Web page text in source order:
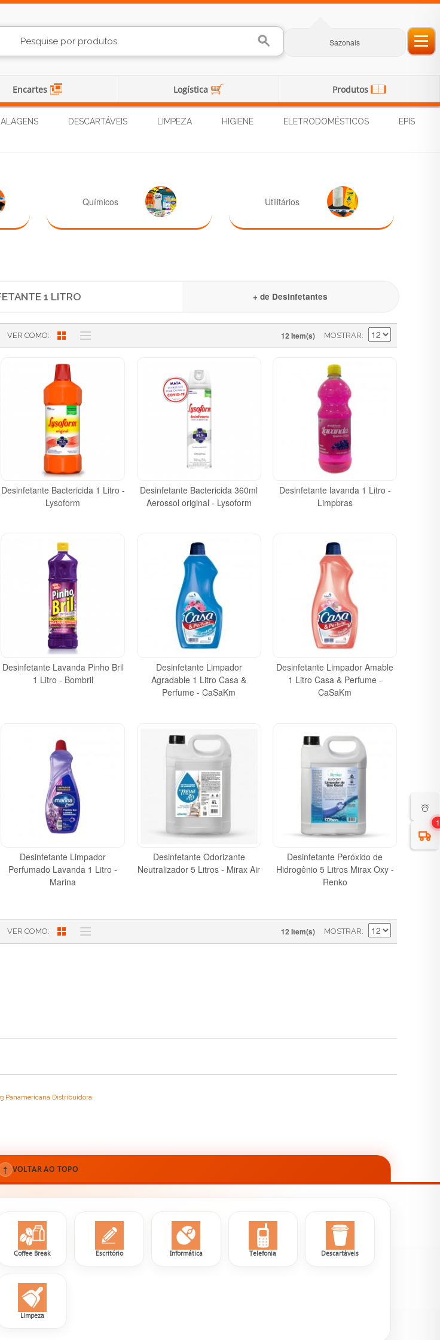
Sazonais
Encartes Logística Produtos
DESCARTÁVEIS LIMPEZA HIGIENE ELETRODOMÉSTICOS
EPIS
Químicos Utilitários
1 LITRO + de Desinfetantes
VER COMO 12 Item(s) MOSTRAR
Desinfetante Bactericida 1 Litro -
Lysoform
Desinfetante Bactericida 360ml
Aerossol original - Lysoform
Desinfetante lavanda 1 Litro -
Limpbras
Desinfetante Lavanda Pinho Bril
1 Litro - Bombril
Desinfetante Limpador
Agradable 1 Litro Casa &
Perfume - CaSaKm
Desinfetante Limpador Amable
1 Litro Casa & Perfume -
CaSaKm
Desinfetante Limpador
Perfumado Lavanda 1 Litro -
Marina
Desinfetante Odorizante
Neutralizador 5 Litros - Mirax Air
Desinfetante Peróxido de
Hidrogênio 5 Litros Mirax Oxy -
Renko
VER COMO 12 Item(s) MOSTRAR
☃️
1
Panamericana Distribuidora.
↑ VOLTAR AO TOPO
Coffee Break Escritório Informática Telefonia Descartáveis
Limpeza